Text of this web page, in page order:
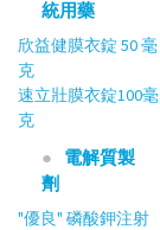
統用藥
欣益健膜衣錠 50 毫
克
速立壯膜衣錠100毫
克
電解質製
劑
"優良" 磷酸鉀注射